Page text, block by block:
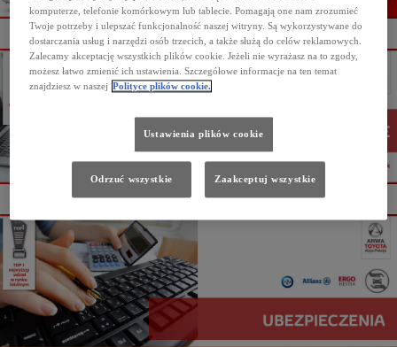
komputerze, telefonie komórkowym lub tablecie. Pomagają one nam zrozumieć
Twoje potrzeby i ulepszać funkcjonalność naszej witryny. Są wykorzystywane do
dostarczania usług i narzędzi osób trzecich, a także służą do celów reklamowych.
Zalecamy akceptację wszystkich plików cookie. Jeżeli nie wyrażasz na to zgody,
możesz łatwo zmienić ich ustawienia. Szczegółowe informacje na ten temat
znajdziesz w naszej Polityce plików cookie.
Ustawienia plików cookie
Odrzuć wszystkie Zaakceptuj wszystkie